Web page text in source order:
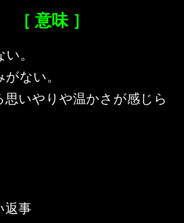
［ 意味 ］
。
ない。
思いやりや温かさが感じら
返事